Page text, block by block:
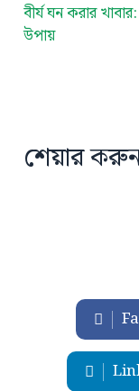
বীর্য ঘন করার
উপায়
শেয়ার